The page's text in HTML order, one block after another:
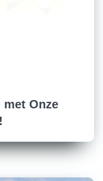
met Onze